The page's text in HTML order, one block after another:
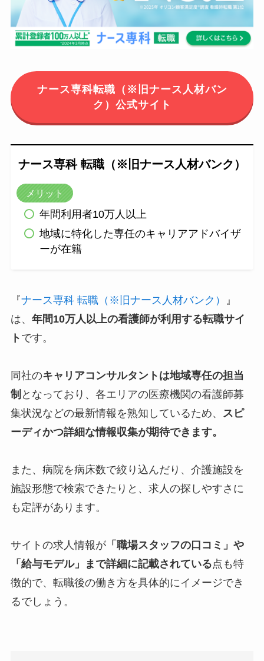
ナース専科転職（※旧ナース人材バン
ク）公式サイト
ナース専科 転職（※旧ナース人材バンク）
メリット
年間利用者10万人以上
地域に特化した専任のキャリアアドバイザ
ーが在籍
『ナース専科 転職（※旧ナース人材バンク）
』
は、 年間10万人以上の看護師が利用する転職サイ
ト です。
同社のキャリアコンサルタントは地域専任の担当
制 となっており、各エリアの医療機関の看護師募
集状況などの最新情報を熟知しているため、 スピ
ーディかつ詳細な情報収集が期待できます。
また、病院を病床数で絞り込んだり、介護施設を
施設形態で検索できたりと、求人の探しやすさに
も定評があります。
サイトの求人情報が「職場スタッフの口コミ」や
「給与モデル」まで詳細に記載されている点も特
徴的で、転職後の働き方を具体的にイメージでき
るでしょう。